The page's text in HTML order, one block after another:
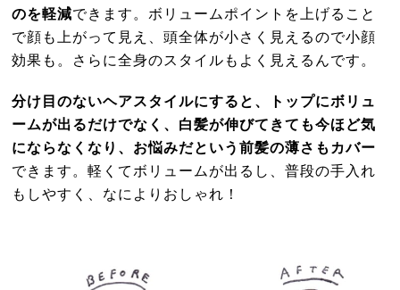
のを軽減できます。ボリュームポイントを上げること
で顔も上がって見え、頭全体が小さく見えるので小顔
効果も。さらに全身のスタイルもよく見えるんです。
分け目のないヘアスタイルにすると、トップにボリュ
ームが出るだけでなく、白髪が伸びてきても今ほど気
にならなくなり、お悩みだという前髪の薄さもカバー
できます。軽くてボリュームが出るし、普段の手入れ
もしやすく、なによりおしゃれ！